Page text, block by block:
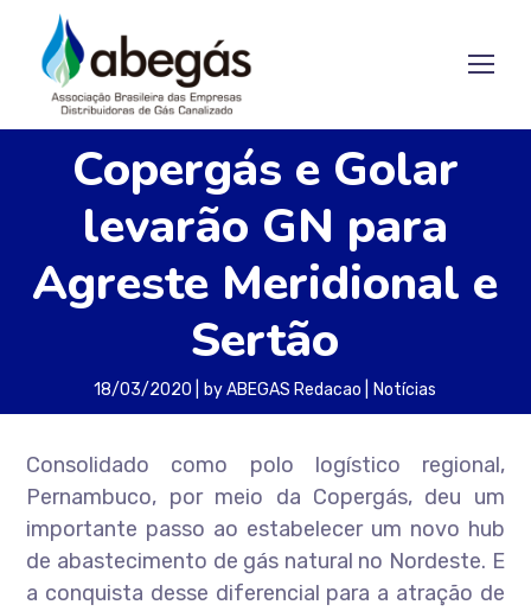
Copergás e Golar
levarão GN para
Agreste Meridional e
Sertão
18/03/2020 byABEGAS Redacao Notícias
Consolidado como polo logístico regional,
Pernambuco, por meio da Copergás, deu um
importante passo ao estabelecer um novo hub
de abastecimento de gás natural no Nordeste. E
a conquista desse diferencial para a atração de